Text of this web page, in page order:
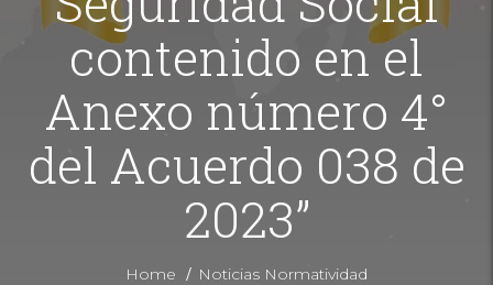
contenido en el
Anexo número 4°
del Acuerdo 038 de
2023”
Home / Noticias Normatividad